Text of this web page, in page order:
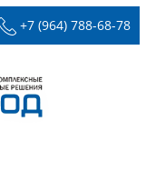
+7 (964) 788-68-78